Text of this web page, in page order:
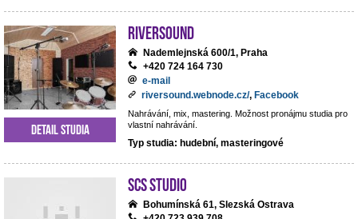
Riversound
Nademlejnská 600/1, Praha
+420 724 164 730
e-mail
riversound.webnode.cz/, Facebook
Nahrávání, mix, mastering. Možnost pronájmu studia pro
vlastní nahrávání.
Typ studia: hudební, masteringové
Detail studia
SCS Studio
Bohumínská 61, Slezská Ostrava